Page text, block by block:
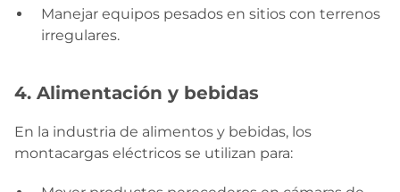
Manejar equipos pesados en sitios con terrenos
irregulares.
4. Alimentación y bebidas
En la industria de alimentos y bebidas, los
montacargas eléctricos se utilizan para: